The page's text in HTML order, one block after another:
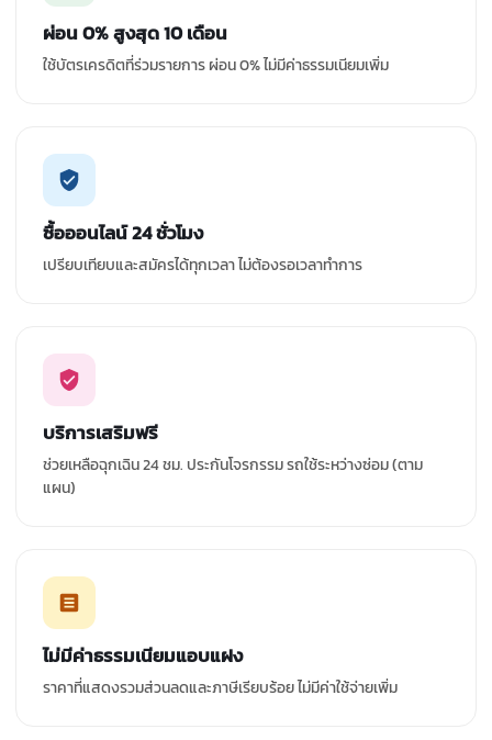
ผ่อน 0% สูงสุด 10 เดือน
ใช้บัตรเครดิตที่ร่วมรายการ ผ่อน 0% ไม่มีค่าธรรมเนียมเพิ่ม
ซื้อออนไลน์ 24 ชั่วโมง
เปรียบเทียบและสมัครได้ทุกเวลา ไม่ต้องรอเวลาทำการ
บริการเสริมฟรี
ช่วยเหลือฉุกเฉิน 24 ชม. ประกันโจรกรรม รถใช้ระหว่างซ่อม (ตาม
แผน)
ไม่มีค่าธรรมเนียมแอบแฝง
ราคาที่แสดงรวมส่วนลดและภาษีเรียบร้อย ไม่มีค่าใช้จ่ายเพิ่ม